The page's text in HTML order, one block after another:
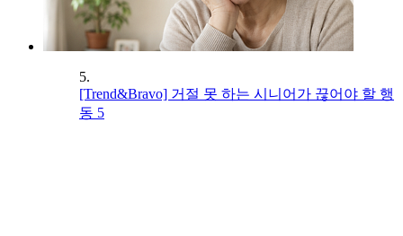
5.
[Trend&Bravo] 거절 못 하는 시니어가 끊어야 할 행
동 5